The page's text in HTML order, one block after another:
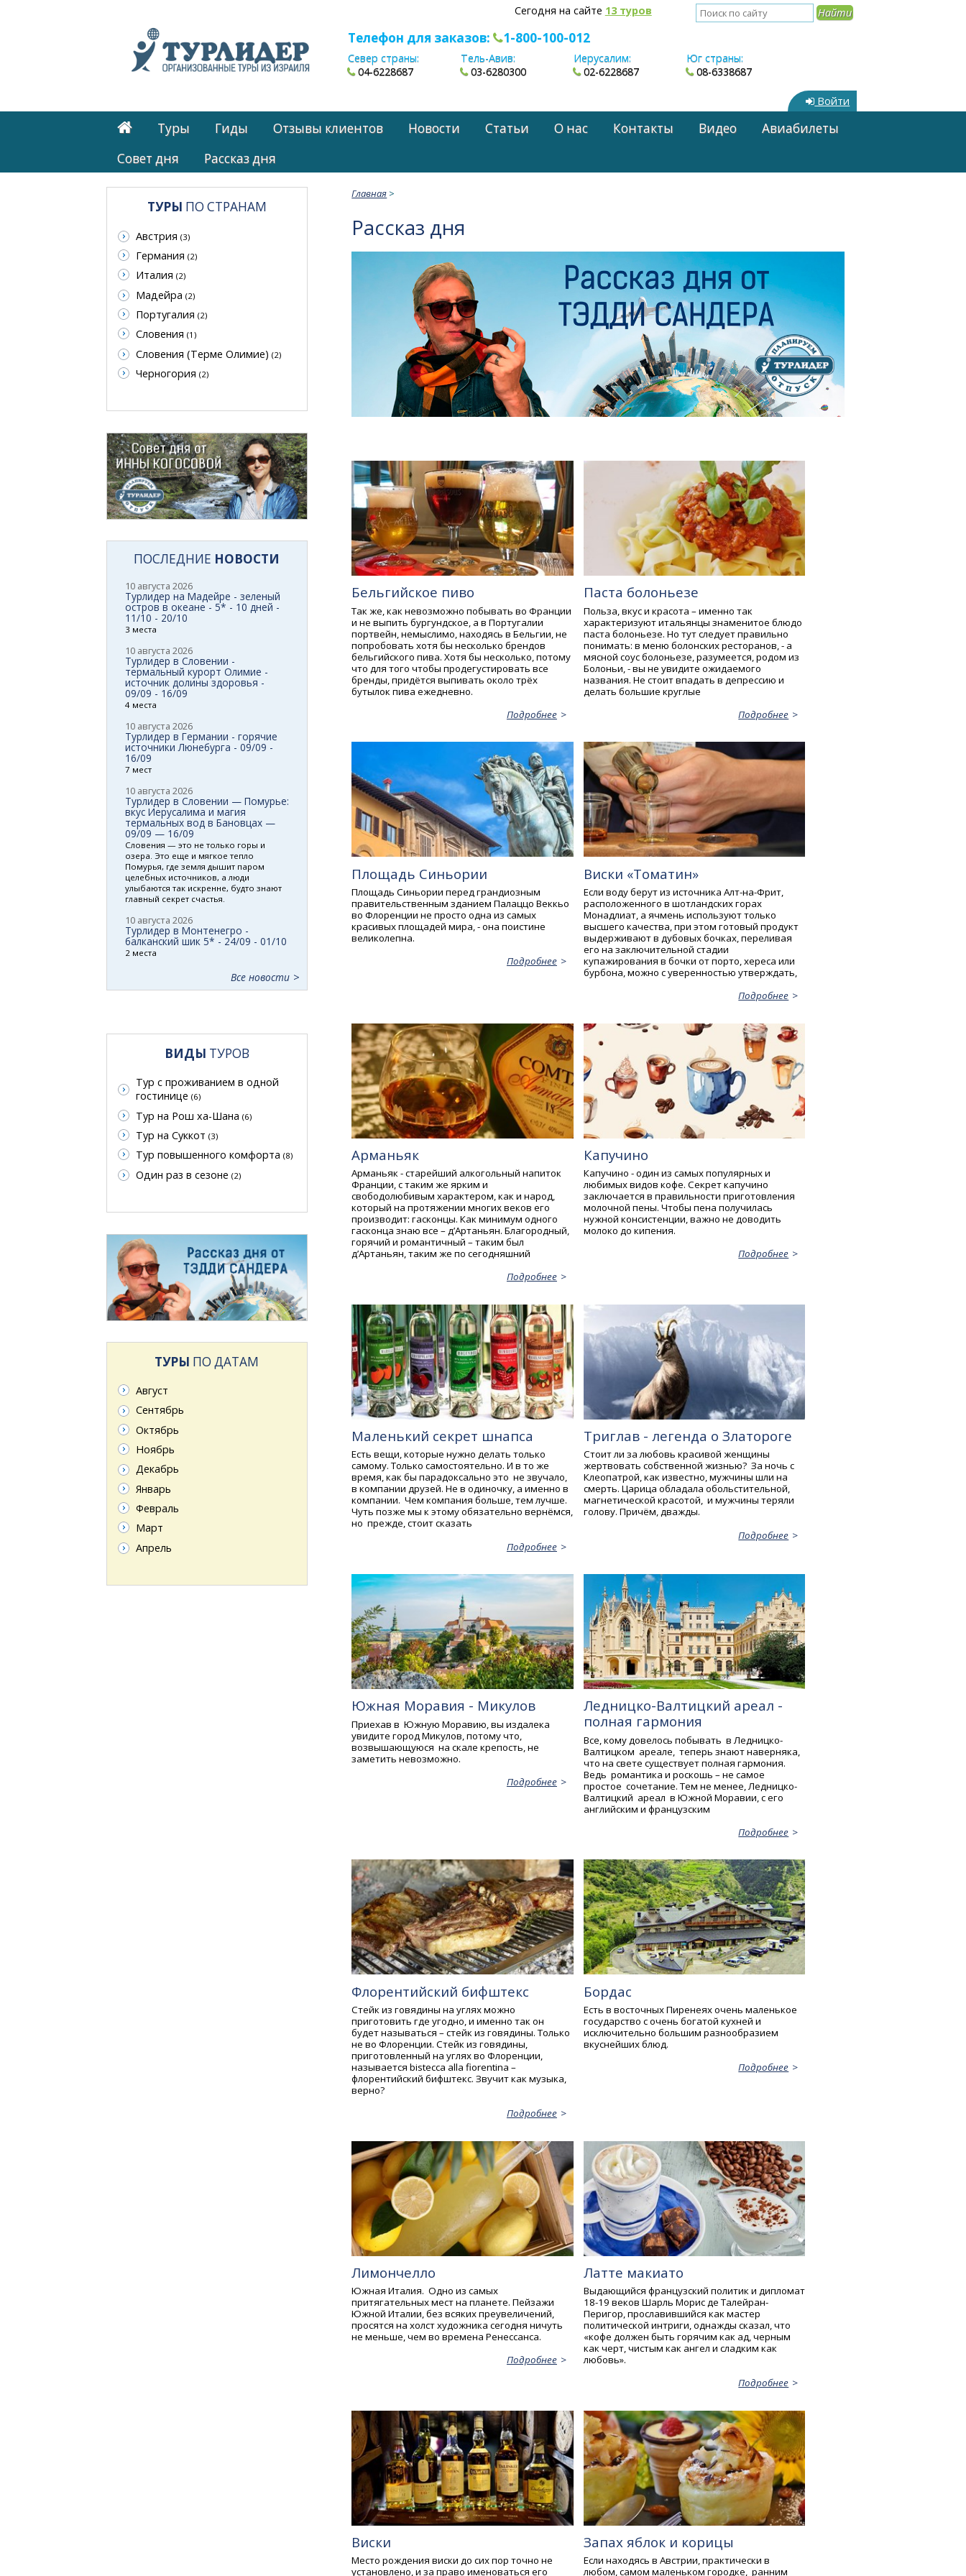
Сегодня на сайте 13 туров
Телефон для заказов: 1-800-100-012
Север страны:
04-6228687
Тель-Авив:
03-6280300
Иерусалим:
02-6228687
Юг страны:
08-6338687
Войти
Туры Гиды Отзывы клиентов Новости Статьи О нас Контакты Видео
Авиабилеты
Cовет дня
Рассказ дня
Главная >
Рассказ дня
Бельгийское пиво
Так же, как невозможно побывать во Франции
и не выпить бургундское, а в Португалии
портвейн, немыслимо, находясь в Бельгии, не
попробовать хотя бы несколько брендов
бельгийского пива. Хотя бы несколько, потому
что для того чтобы продегустировать все
бренды, придётся выпивать около трёх
бутылок пива ежедневно.
Подробнее
Паста болоньезе
Польза, вкус и красота – именно так
характеризуют итальянцы знаменитое блюдо
паста болоньезе. Но тут следует правильно
понимать: в меню болонских ресторанов, - а
мясной соус болоньезе, разумеется, родом из
Болоньи, - вы не увидите ожидаемого
названия. Не стоит впадать в депрессию и
делать большие круглые
Подробнее
Площадь Синьории
Площадь Синьории перед грандиозным
правительственным зданием Палаццо Веккьо
во Флоренции не просто одна из самых
красивых площадей мира, - она поистине
великолепна.
Подробнее
Виски «Томатин»
Если воду берут из источника Алт-на-Фрит,
расположенного в шотландских горах
Монадлиат, а ячмень используют только
высшего качества, при этом готовый продукт
выдерживают в дубовых бочках, переливая
его на заключительной стадии
купажирования в бочки от порто, хереса или
бурбона, можно с уверенностью утверждать,
Подробнее
Арманьяк
Арманьяк - старейший алкогольный напиток
Франции, с таким же ярким и
свободолюбивым характером, как и народ,
который на протяжении многих веков его
производит: гасконцы. Как минимум одного
гасконца знаю все – д’Артаньян. Благородный,
горячий и романтичный – таким был
д’Артаньян, таким же по сегодняшний
Подробнее
Капучино
Капучино - один из самых популярных и
любимых видов кофе. Секрет капучино
заключается в правильности приготовления
молочной пены. Чтобы пена получилась
нужной консистенции, важно не доводить
молоко до кипения.
Подробнее
Маленький секрет шнапса
Есть вещи, которые нужно делать только
самому. Только самостоятельно. И в то же
время, как бы парадоксально это не звучало,
в компании друзей. Не в одиночку, а именно в
компании. Чем компания больше, тем лучше.
Чуть позже мы к этому обязательно вернёмся,
но прежде, стоит сказать
Подробнее
Триглав - легенда о Златороге
Стоит ли за любовь красивой женщины
жертвовать собственной жизнью? За ночь с
Клеопатрой, как известно, мужчины шли на
смерть. Царица обладала обольстительной,
магнетической красотой, и мужчины теряли
голову. Причём, дважды.
Подробнее
Южная Моравия - Микулов
Приехав в Южную Моравию, вы издалека
увидите город Микулов, потому что,
возвышающуюся на скале крепость, не
заметить невозможно.
Подробнее
Ледницко-Валтицкий ареал -
полная гармония
Все, кому довелось побывать в Ледницко-
Валтицком ареале, теперь знают наверняка,
что на свете существует полная гармония.
Ведь романтика и роскошь – не самое
простое сочетание. Тем не менее, Ледницко-
Валтицкий ареал в Южной Моравии, с его
английским и французским
Подробнее
Флорентийский бифштекс
Стейк из говядины на углях можно
приготовить где угодно, и именно так он
будет называться – стейк из говядины. Только
не во Флоренции. Стейк из говядины,
приготовленный на углях во Флоренции,
называется bistecca alla fiorentina –
флорентийский бифштекс. Звучит как музыка,
верно?
Подробнее
Бордас
Есть в восточных Пиренеях очень маленькое
государство с очень богатой кухней и
исключительно большим разнообразием
вкуснейших блюд.
Подробнее
Лимончелло
Южная Италия. Одно из самых
притягательных мест на планете. Пейзажи
Южной Италии, без всяких преувеличений,
просятся на холст художника сегодня ничуть
не меньше, чем во времена Ренессанса.
Подробнее
Латте макиато
Выдающийся французский политик и дипломат
18-19 веков Шарль Морис де Талейран-
Перигор, прославившийся как мастер
политической интриги, однажды сказал, что
«кофе должен быть горячим как ад, черным
как черт, чистым как ангел и сладким как
любовь».
Подробнее
Виски
Место рождения виски до сих пор точно не
установлено, и за право именоваться его
Запах яблок и корицы
Если находясь в Австрии, практически в
любом, самом маленьком городке, ранним
ТУРЫ ПО СТРАНАМ
Австрия (3)
Германия (2)
Италия (2)
Мадейра (2)
Португалия (2)
Словения (1)
Словения (Терме Олимие) (2)
Черногория (2)
ПОСЛЕДНИЕ НОВОСТИ
10 августа 2026
Турлидер на Мадейре - зеленый
остров в океане - 5* - 10 дней -
11/10 - 20/10
3 места
10 августа 2026
Турлидер в Словении -
термальный курорт Олимие -
источник долины здоровья -
09/09 - 16/09
4 места
10 августа 2026
Турлидер в Германии - горячие
источники Люнебурга - 09/09 -
16/09
7 мест
10 августа 2026
Турлидер в Словении — Помурье:
вкус Иерусалима и магия
термальных вод в Бановцах —
09/09 — 16/09
Словения — это не только горы и
озера. Это еще и мягкое тепло
Помурья, где земля дышит паром
целебных источников, а люди
улыбаются так искренне, будто знают
главный секрет счастья.
10 августа 2026
Турлидер в Монтенегро -
балканский шик 5* - 24/09 - 01/10
2 места
Все новости
ВИДЫ ТУРОВ
Тур с проживанием в одной
гостинице (6)
Тур на Рош ха-Шана (6)
Тур на Суккот (3)
Тур повышенного комфорта (8)
Один раз в сезоне (2)
ТУРЫ ПО ДАТАМ
Август
Сентябрь
Октябрь
Ноябрь
Декабрь
Январь
Февраль
Март
Апрель